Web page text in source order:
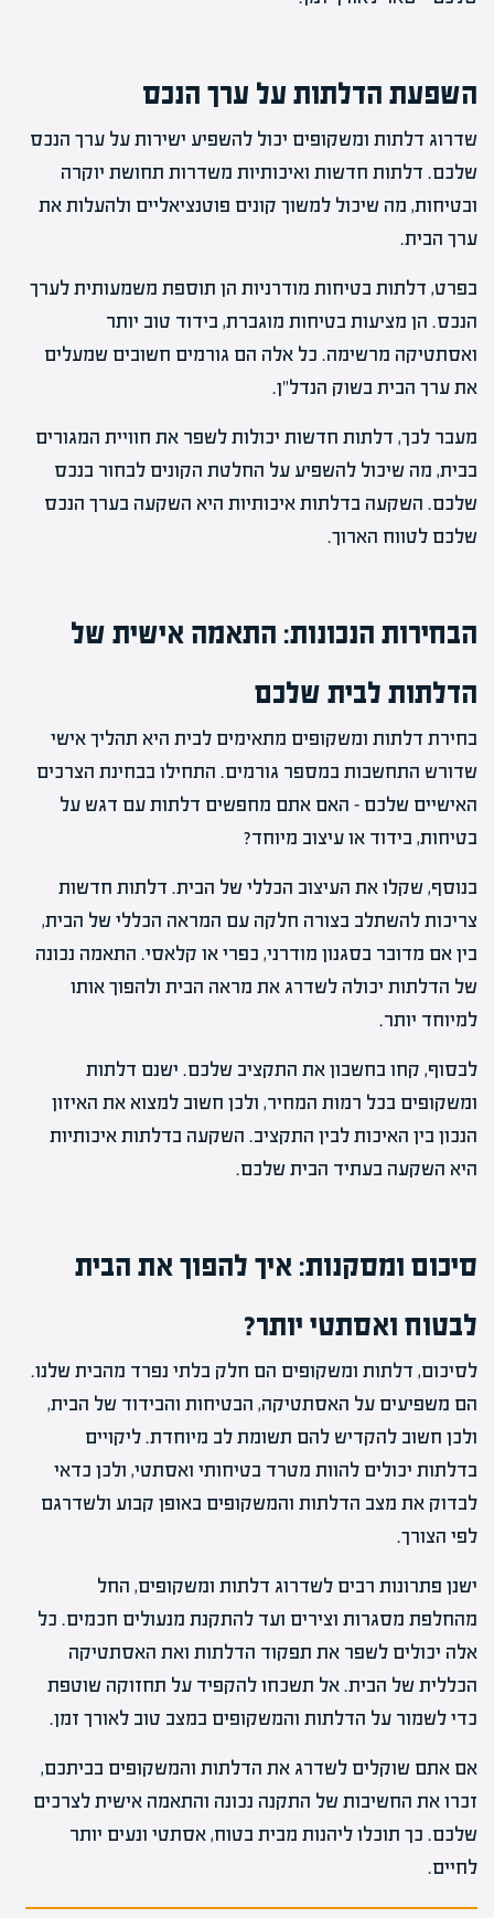
השפעת הדלתות על ערך הנכס
שדרוג דלתות ומשקופים יכול להשפיע ישירות על ערך הנכס
שלכם. דלתות חדשות ואיכותיות משדרות תחושת יוקרה
ובטיחות, מה שיכול למשוך קונים פוטנציאליים ולהעלות את
ערך הבית.
בפרט, דלתות בטיחות מודרניות הן תוספת משמעותית לערך
הנכס. הן מציעות בטיחות מוגברת, בידוד טוב יותר
ואסתטיקה מרשימה. כל אלה הם גורמים חשובים שמעלים
את ערך הבית בשוק הנדל"ן.
מעבר לכך, דלתות חדשות יכולות לשפר את חוויית המגורים
בבית, מה שיכול להשפיע על החלטת הקונים לבחור בנכס
שלכם. השקעה בדלתות איכותיות היא השקעה בערך הנכס
שלכם לטווח הארוך.
הבחירות הנכונות: התאמה אישית של
הדלתות לבית שלכם
בחירת דלתות ומשקופים מתאימים לבית היא תהליך אישי
שדורש התחשבות במספר גורמים. התחילו בבחינת הצרכים
האישיים שלכם – האם אתם מחפשים דלתות עם דגש על
בטיחות, בידוד או עיצוב מיוחד?
בנוסף, שקלו את העיצוב הכללי של הבית. דלתות חדשות
צריכות להשתלב בצורה חלקה עם המראה הכללי של הבית,
בין אם מדובר בסגנון מודרני, כפרי או קלאסי. התאמה נכונה
של הדלתות יכולה לשדרג את מראה הבית ולהפוך אותו
למיוחד יותר.
לבסוף, קחו בחשבון את התקציב שלכם. ישנם דלתות
ומשקופים בכל רמות המחיר, ולכן חשוב למצוא את האיזון
הנכון בין האיכות לבין התקציב. השקעה בדלתות איכותיות
היא השקעה בעתיד הבית שלכם.
סיכום ומסקנות: איך להפוך את הבית
לבטוח ואסתטי יותר?
לסיכום, דלתות ומשקופים הם חלק בלתי נפרד מהבית שלנו.
הם משפיעים על האסתטיקה, הבטיחות והבידוד של הבית,
ולכן חשוב להקדיש להם תשומת לב מיוחדת. ליקויים
בדלתות יכולים להוות מטרד בטיחותי ואסתטי, ולכן כדאי
לבדוק את מצב הדלתות והמשקופים באופן קבוע ולשדרגם
לפי הצורך.
ישנן פתרונות רבים לשדרוג דלתות ומשקופים, החל
מהחלפת מסגרות וצירים ועד להתקנת מנעולים חכמים. כל
אלה יכולים לשפר את תפקוד הדלתות ואת האסתטיקה
הכללית של הבית. אל תשכחו להקפיד על תחזוקה שוטפת
כדי לשמור על הדלתות והמשקופים במצב טוב לאורך זמן.
אם אתם שוקלים לשדרג את הדלתות והמשקופים בביתכם,
זכרו את החשיבות של התקנה נכונה והתאמה אישית לצרכים
שלכם. כך תוכלו ליהנות מבית בטוח, אסתטי ונעים יותר
לחיים.